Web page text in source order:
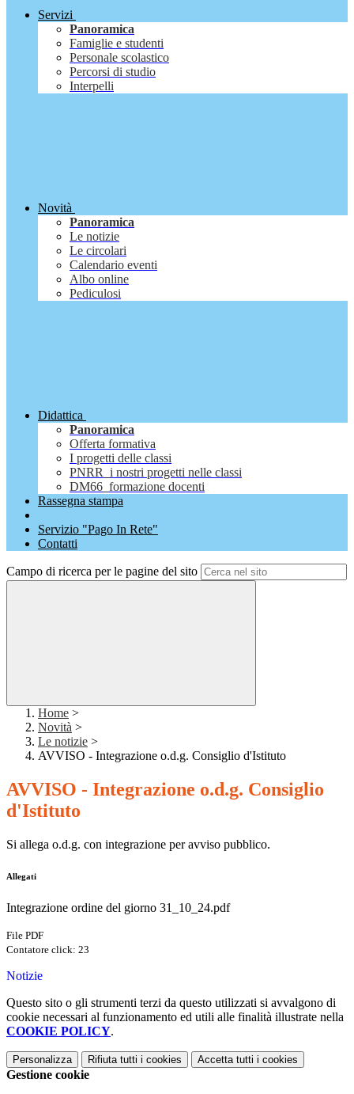
Servizi
Panoramica
Famiglie e studenti
Personale scolastico
Percorsi di studio
Interpelli
Novità
Panoramica
Le notizie
Le circolari
Calendario eventi
Albo online
Pediculosi
Didattica
Panoramica
Offerta formativa
I progetti delle classi
PNRR_i nostri progetti nelle classi
DM66_formazione docenti
Rassegna stampa
Servizio "Pago In Rete"
Contatti
Campo di ricerca per le pagine del sito
Home >
Novità >
Le notizie >
AVVISO - Integrazione o.d.g. Consiglio d'Istituto
AVVISO - Integrazione o.d.g. Consiglio
d'Istituto
Si allega o.d.g. con integrazione per avviso pubblico.
Allegati
Integrazione ordine del giorno 31_10_24.pdf
File PDF
Contatore click: 23
Notizie
Questo sito o gli strumenti terzi da questo utilizzati si avvalgono di
cookie necessari al funzionamento ed utili alle finalità illustrate nella
COOKIE POLICY.
Personalizza Rifiuta tutti i cookies Accetta tutti i cookies
Gestione cookie